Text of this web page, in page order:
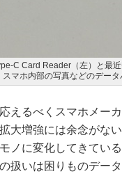
C Card Reader（左）と最
マホ内部の写真などのデー
えるべくスマホメー
大増強には余念がな
ノに変化してきてい
扱いは困りものデータ